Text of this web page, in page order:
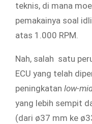
teknis, di mana
pemakainya soal
atas 1.000 RPM.
Nah, salah satu
ECU yang telah
peningkatan low-
yang lebih sempit
(dari ø37 mm ke